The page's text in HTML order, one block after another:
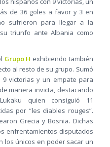
de 36 goles a favor y 3 en
sufrieron para llegar a la
triunfo ante Albania como
Grupo H exhibiendo también
al resto de su grupo. Sumó
victorias y un empate para
manera invicta, destacando
quien consiguió 11
por “les diables rouges”.
Grecia y Bosnia. Dichas
enfrentamientos disputados
los únicos en poder sacar un